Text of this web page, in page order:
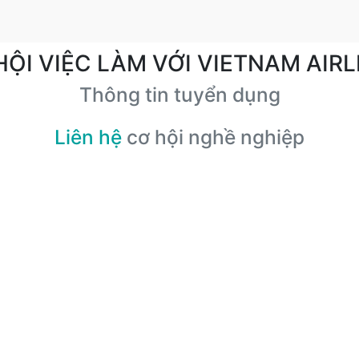
VIỆC LÀM VỚI VIETNAM
Thông tin tuyển dụng
Liên hệ cơ hội nghề nghiệp